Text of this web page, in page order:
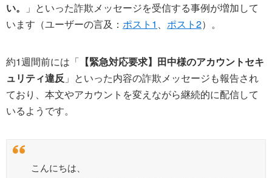
い。
」といった詐欺メッセージを受信する事例が増加して
います（ユーザーの言及： ポスト1 、 ポスト2）。
約1週間前には「 【緊急対応要求】田中様のアカウントセキ
ュリティ違反 」といった内容の詐欺メッセージも報告され
ており、本文やアカウントを変えながら継続的に配信して
いるようです。
こんにちは、